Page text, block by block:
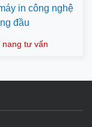
in công nghệ
đầu
nang tư vấn